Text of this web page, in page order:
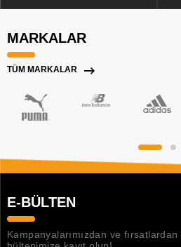
MARKALAR
TÜM MARKALAR
E-BÜLTEN
Kampanyalarımızdan ve